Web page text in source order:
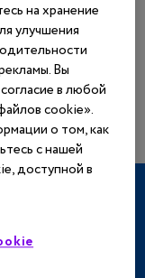
на хранение
улучшения
Вы
в любой
cookie».
о том, как
с нашей
доступной в